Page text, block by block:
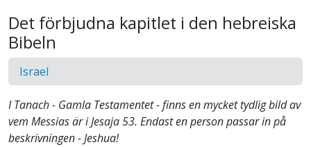
Det förbjudna kapitlet i den hebreiska
Bibeln
Israel
I Tanach - Gamla Testamentet - finns en mycket tydlig bild av
vem Messias är i Jesaja 53. Endast en person passar in på
beskrivningen - Jeshua!